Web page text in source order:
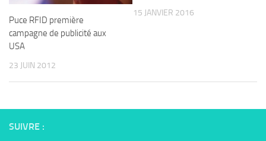
Puce RFID première
campagne de publicité aux
USA
23 JUIN 2012
15 JANVIER 2016
SUIVRE :